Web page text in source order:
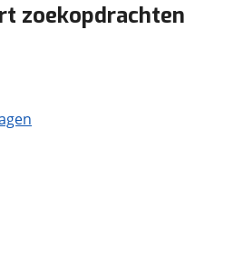
zoekopdrachten